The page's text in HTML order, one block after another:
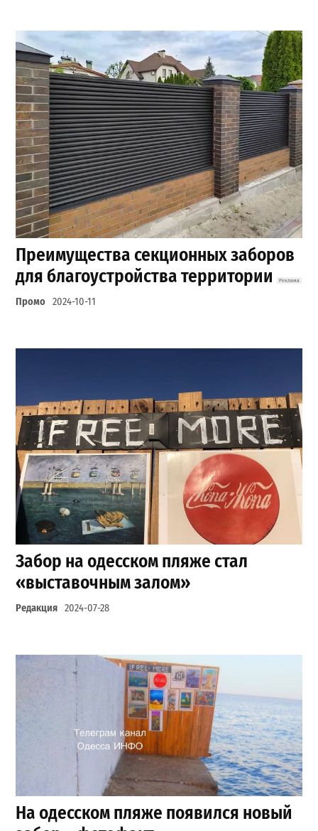
Преимущества секционных заборов
для благоустройства территории
Промо 2024-10-11
Забор на одесском пляже стал
«выставочным залом»
Редакция 2024-07-28
На одесском пляже появился новый